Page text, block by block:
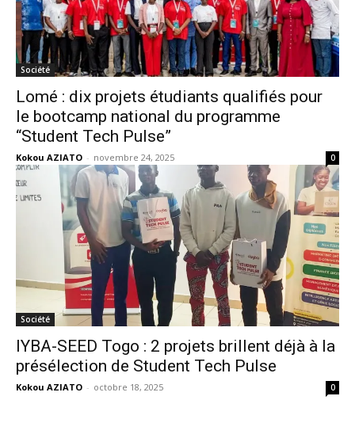
Société
Lomé : dix projets étudiants qualifiés pour
le bootcamp national du programme
“Student Tech Pulse”
Kokou AZIATO - novembre 24, 2025 0
Société
IYBA-SEED Togo : 2 projets brillent déjà à la
présélection de Student Tech Pulse
Kokou AZIATO - octobre 18, 2025 0